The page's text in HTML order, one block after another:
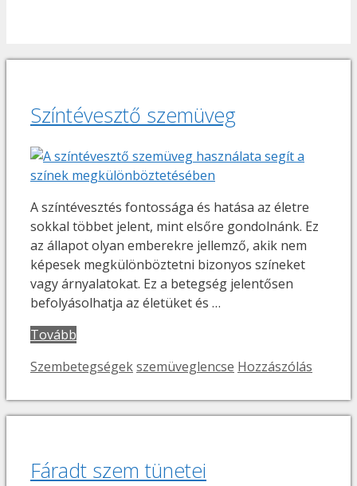
Színtévesztő szemüveg
A színtévesztés fontossága és hatása az életre
sokkal többet jelent, mint elsőre gondolnánk. Ez
az állapot olyan emberekre jellemző, akik nem
képesek megkülönböztetni bizonyos színeket
vagy árnyalatokat. Ez a betegség jelentősen
befolyásolhatja az életüket és …
Tovább
Kategória
SzembetegségekCímkék
szemüveglencse Hozzászólás
Fáradt szem tünetei